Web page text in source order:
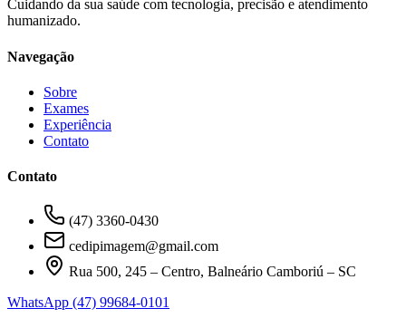
Cuidando da sua saúde com tecnologia, precisão e atendimento
humanizado.
Navegação
Sobre
Exames
Experiência
Contato
Contato
(47) 3360-0430
cedipimagem@gmail.com
Rua 500, 245 – Centro, Balneário Camboriú – SC
WhatsApp (47) 99684-0101